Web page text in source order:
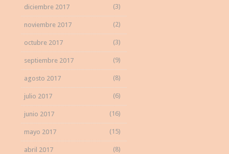
diciembre 2017 (3)
noviembre 2017 (2)
octubre 2017 (3)
septiembre 2017 (9)
agosto 2017 (8)
julio 2017 (6)
junio 2017 (16)
mayo 2017 (15)
abril 2017 (8)